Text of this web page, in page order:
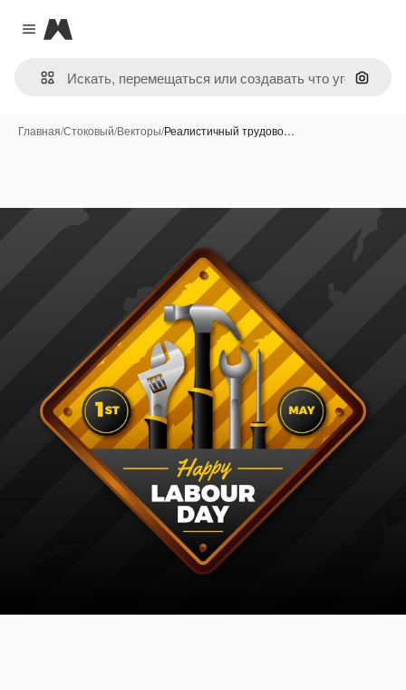
Close menu
Magnific
Поиск
Главная/Стоковый/Векторы/Реалистичный трудово…